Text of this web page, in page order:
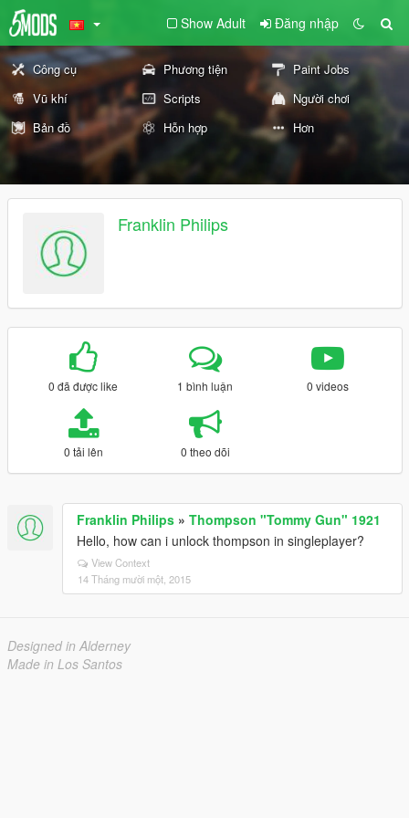
Show Adult Đăng nhập
Công cụ Phương tiện
Paint Jobs
Vũ khí
Scripts
Người chơi
Bản đồ
Hỗn hợp Hơn
Franklin Philips
0 đã được like 1 bình luận 0 videos
0 tải lên 0 theo dõi
Franklin Philips » Thompson "Tommy Gun" 1921
Hello, how can i unlock thompson in singleplayer?
View Context
14 Tháng mười một, 2015
Designed in Alderney
Made in Los Santos